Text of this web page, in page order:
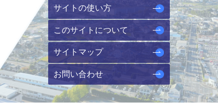
サイトの使い方
このサイトについて
サイトマップ
お問い合わせ